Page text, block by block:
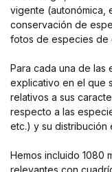
vigente (autonómica,
conservación de
fotos de especies de
Para cada una de
explicativo en el que
relativos a sus
respecto a las
etc.) y su distribución
Hemos incluido 1080
relevantes con